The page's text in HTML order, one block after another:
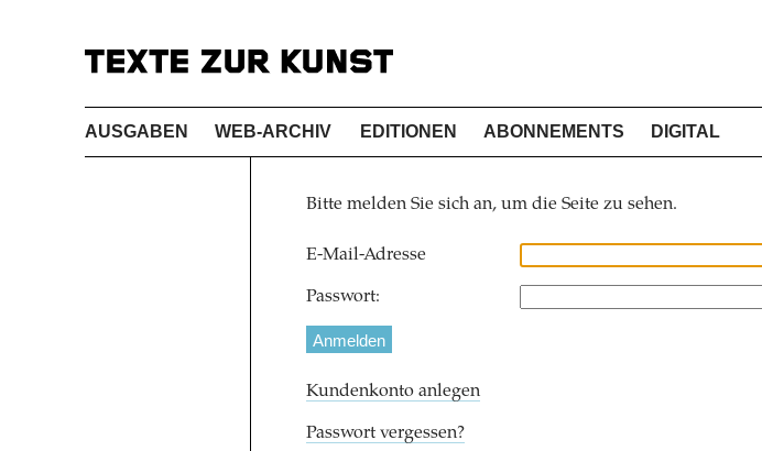
AUSGABEN WEB-ARCHIV EDITIONEN ABONNEMENTS DIGITAL
Bitte melden Sie sich an, um die Seite zu sehen.
E-Mail-Adresse
Passwort:
Kundenkonto anlegen
Passwort vergessen?